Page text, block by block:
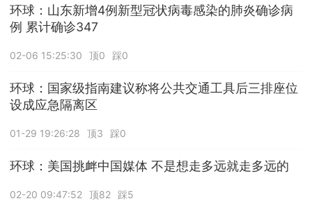
环球：山东新增4例新型冠状病毒感染的肺炎确诊病
例 累计确诊347
02-06 15:25:30 顶0 踩0
环球：国家级指南建议称将公共交通工具后三排座位
设成应急隔离区
01-29 19:26:28 顶3 踩0
环球：美国挑衅中国媒体 不是想走多远就走多远的
02-20 09:47:52 顶82 踩5